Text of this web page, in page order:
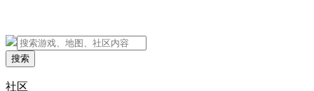
搜索
社区